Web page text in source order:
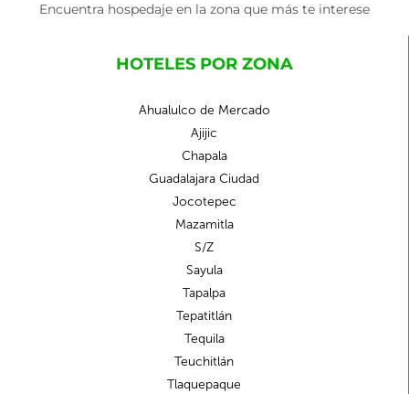
Encuentra hospedaje en la zona que más te interese
HOTELES POR ZONA
Ahualulco de Mercado
Ajijic
Chapala
Guadalajara Ciudad
Jocotepec
Mazamitla
S/Z
Sayula
Tapalpa
Tepatitlán
Tequila
Teuchitlán
Tlaquepaque